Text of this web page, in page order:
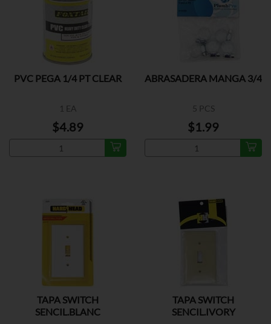
PVC PEGA 1/4 PT CLEAR
1 EA
$4.89
ABRASADERA MANGA 3/4
5 PCS
$1.99
TAPA SWITCH
SENCIL.BLANC
TAPA SWITCH
SENCIL.IVORY